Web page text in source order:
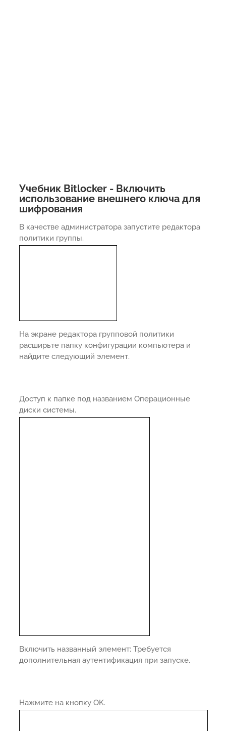
Учебник Bitlocker - Включить
использование внешнего ключа для
шифрования
В качестве администратора запустите редактора
политики группы.
На экране редактора групповой политики
расширьте папку конфигурации компьютера и
найдите следующий элемент.
Доступ к папке под названием Операционные
диски системы.
Включить названный элемент: Требуется
дополнительная аутентификация при запуске.
Нажмите на кнопку OK.